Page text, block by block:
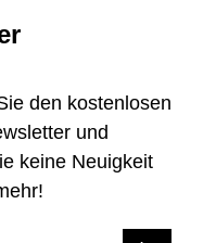
den kostenlosen
und
keine Neuigkeit